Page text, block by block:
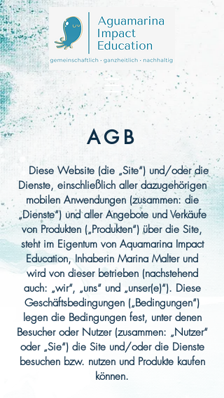
AGB
Diese Website (die „Site“) und/oder die
Dienste, einschließlich aller dazugehörigen
mobilen Anwendungen (zusammen: die
„Dienste“) und aller Angebote und Verkäufe
von Produkten („Produkten“) über die Site,
steht im Eigentum von Aquamarina Impact
Education, Inhaberin Marina Malter und
wird von dieser betrieben (nachstehend
auch: „wir“, „uns“ und „unser(e)“). Diese
Geschäftsbedingungen („Bedingungen“)
legen die Bedingungen fest, unter denen
Besucher oder Nutzer (zusammen: „Nutzer“
oder „Sie“) die Site und/oder die Dienste
besuchen bzw. nutzen und Produkte kaufen
können.